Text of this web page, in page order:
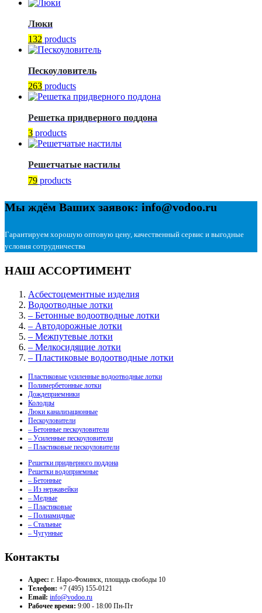
Люки
132 products
Пескоуловитель
263 products
Решетка придверного поддона
3 products
Решетчатые настилы
79 products
Мы ждём Ваших заявок: info@vodoo.ru
Гарантируем хорошую оптовую цену, качественный сервис и выгодные
условия сотрудничества
НАШ АССОРТИМЕНТ
Асбестоцементные изделия
Водоотводные лотки
– Бетонные водоотводные лотки
– Автодорожные лотки
– Межпутевые лотки
– Мелкосидящие лотки
– Пластиковые водоотводные лотки
Пластиковые усиленные водоотводные лотки
Полимербетонные лотки
Дождеприемники
Колодцы
Люки канализационные
Пескоуловители
– Бетонные пескоуловители
– Усиленные пескоуловители
– Пластиковые пескоуловители
Решетки придверного поддона
Решетки водоприемные
– Бетонные
– Из нержавейки
– Медные
– Пластиковые
– Полиамидные
– Стальные
– Чугунные
Контакты
Адрес: г. Наро-Фоминск, площадь свободы 10
Телефон: +7 (495) 155-0121
Email: info@vodoo.ru
Рабочее время: 9:00 - 18:00 Пн-Пт